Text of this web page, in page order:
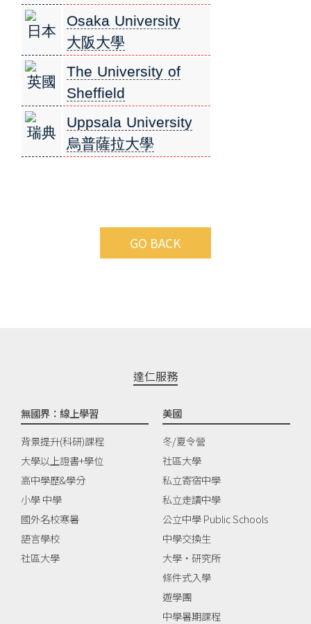
日本
Osaka University
大阪大學
英國
The University of
Sheffield
謝菲爾德大學
瑞典
Uppsala University
烏普薩拉大學
GO BACK
達仁服務
無國界：線上學習
背景提升(科研)課程
大學以上證書+學位
高中學歷&學分
小學 中學
國外名校寒暑
語言學校
社區大學
美國
冬/夏令營
社區大學
私立寄宿中學
私立走讀中學
公立中學 Public Schools
中學交換生
大學‧研究所
條件式入學
遊學團
中學暑期課程